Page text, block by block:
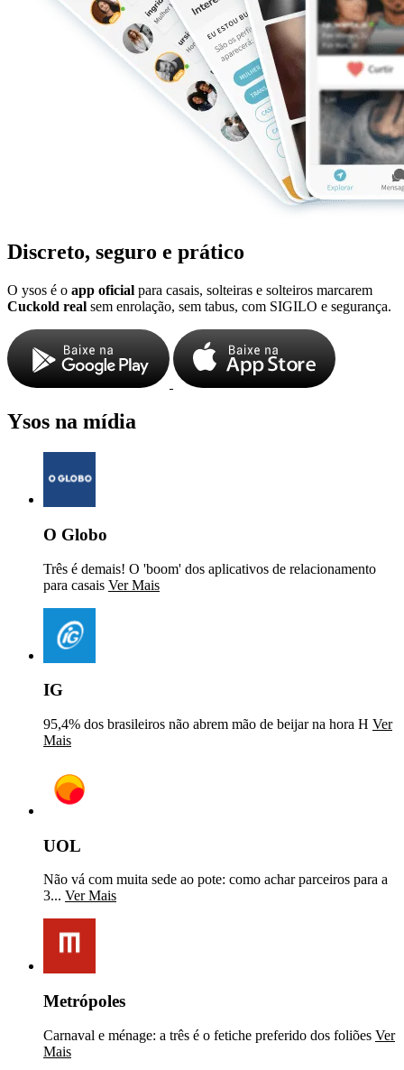
Discreto, seguro e prático
O ysos é o app oficial para casais, solteiras e solteiros marcarem
Cuckold real sem enrolação, sem tabus, com SIGILO e segurança.
Ysos na mídia
O Globo
Três é demais! O 'boom' dos aplicativos de relacionamento
para casais Ver Mais
IG
95,4% dos brasileiros não abrem mão de beijar na hora H Ver
Mais
UOL
Não vá com muita sede ao pote: como achar parceiros para a
3... Ver Mais
Metrópoles
Carnaval e ménage: a três é o fetiche preferido dos foliões Ver
Mais